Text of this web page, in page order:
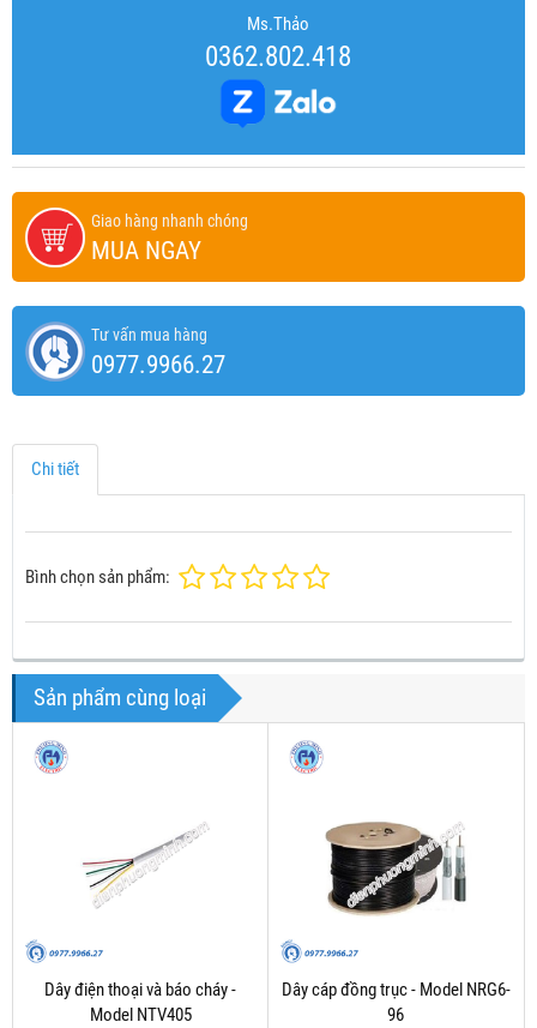
Ms.Thảo
0362.802.418
Giao hàng nhanh chóng
MUA NGAY
Tư vấn mua hàng
0977.9966.27
Chi tiết
Bình chọn sản phẩm:
Sản phẩm cùng loại
Dây điện thoại và báo cháy -
Model NTV405
Dây cáp đồng trục - Model NRG6-
96